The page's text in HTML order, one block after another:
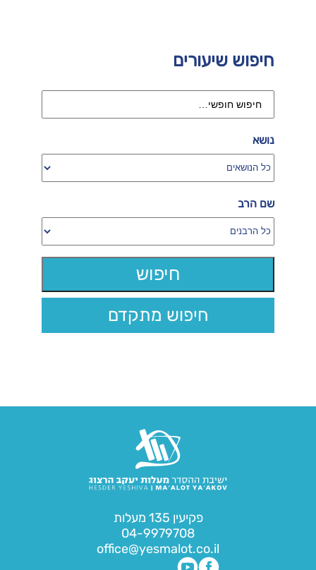
חיפוש שיעורים
נושא
שם הרב
חיפוש מתקדם
פקיעין 135 מעלות
04-9979708
office@yesmalot.co.il